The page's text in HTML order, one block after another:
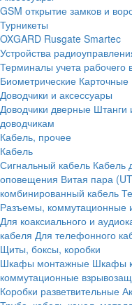
GSM открытие замков и
Турникеты
OXGARD Rusgate Smartec
Устройства
Терминалы учета рабочего
Биометрические Карточные
Доводчики и аксессуары
Доводчики дверные Штанги
доводчикам
Кабель, прочее
Кабель
Сигнальный кабель Кабель
оповещения Витая пара
комбинированный кабель
Разъемы, коммутационные
Для коаксиального и
кабеля Для телефонного
Щиты, боксы, коробки
Шкафы монтажные Шкафы
коммутационные
Коробки разветвительные